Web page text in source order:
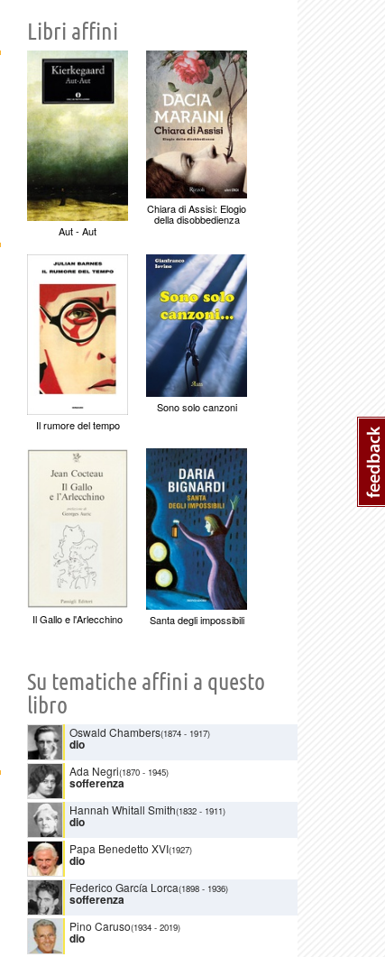
Libri affini
Aut - Aut
Chiara di Assisi: Elogio
della disobbedienza
Il rumore del tempo
Sono solo canzoni
Il Gallo e l'Arlecchino Santa degli impossibili
Su tematiche affini a questo
libro
Oswald Chambers(1874 - 1917)
dio
Ada Negri(1870 - 1945)
sofferenza
Hannah Whitall Smith(1832 - 1911)
dio
Papa Benedetto XVI(1927)
dio
Federico García Lorca(1898 - 1936)
sofferenza
Pino Caruso(1934 - 2019)
dio